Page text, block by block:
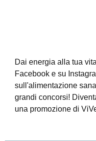
Dai energia alla tua
Facebook e su
sull'alimentazione
grandi concorsi!
una promozione di